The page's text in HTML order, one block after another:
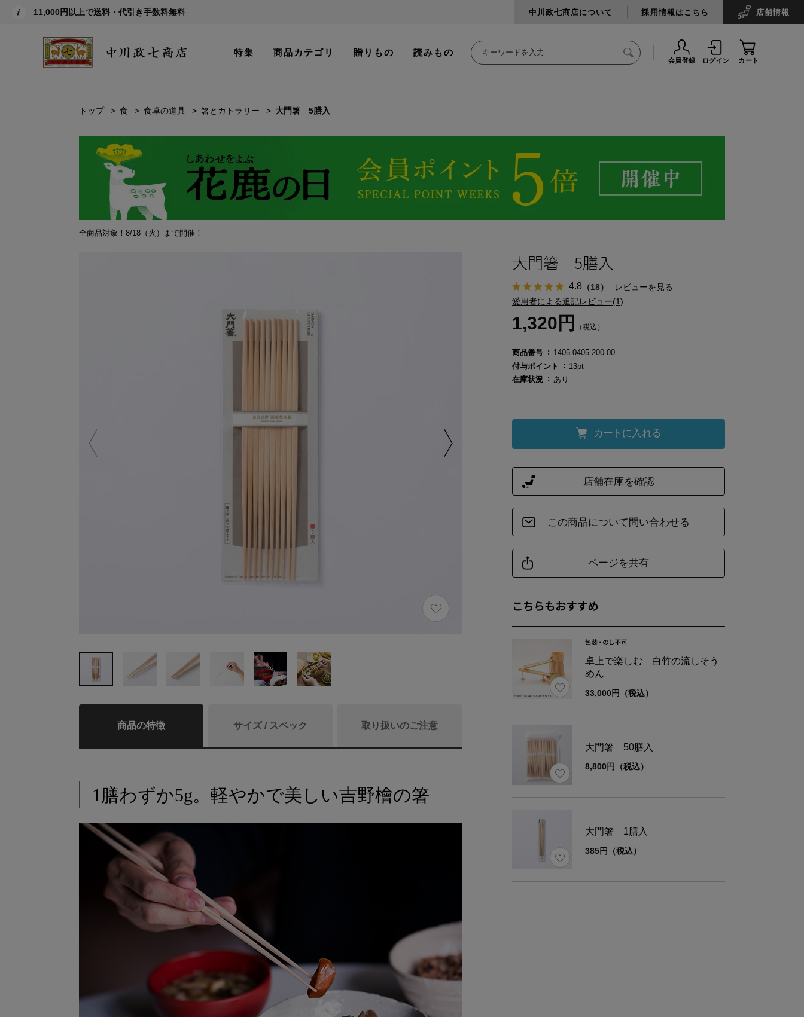
11,000円以上で送料・代引き手数料無料 中川政七商店について 採用情報はこちら 店舗情報
特集 商品カテゴリ 贈りもの 読みもの
会員登録 ログイン カート
トップ 食 食卓の道具 箸とカトラリー 大門箸 5膳入
全商品対象！8/18（火）まで開催！
商品の特徴 サイズ / スペック 取り扱いのご注意
1膳わずか5g。軽やかで美しい吉野檜の箸
素材
無塗装
大門箸 5膳入
4.8 （18）
レビューを見る
愛用者による追記レビュー(1)
1,320円 （税込）
商品番号
1405-0405-200-00
付与ポイント
13pt
在庫状況
あり
カートに入れる
こちらもおすすめ
卓上で楽しむ 白竹の流しそう
めん
33,000円（税込）
大門箸 50膳入
8,800円（税込）
大門箸 1膳入
385円（税込）
この商品について問い合わせる
ページを共有
店舗在庫を確認